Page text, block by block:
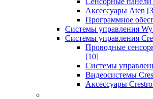
Аксессуары Aten
Программное
Системы управления
Системы управления
Проводные
[10]
Системы
Видеосистемы
Аксессуары